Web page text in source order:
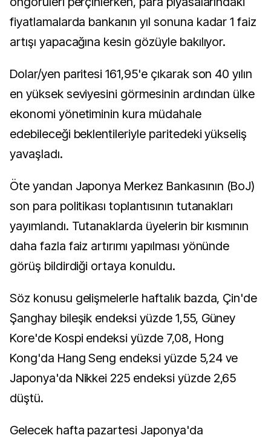
fiyatlamalarda bankanın yıl sonuna kadar 1 faiz
artışı yapacağına kesin gözüyle bakılıyor.
Dolar/yen paritesi 161,95'e çıkarak son 40 yılın
en yüksek seviyesini görmesinin ardından ülke
ekonomi yönetiminin kura müdahale
edebileceği beklentileriyle paritedeki yükseliş
yavaşladı.
Öte yandan Japonya Merkez Bankasının (BoJ)
son para politikası toplantısının tutanakları
yayımlandı. Tutanaklarda üyelerin bir kısmının
daha fazla faiz artırımı yapılması yönünde
görüş bildirdiği ortaya konuldu.
Söz konusu gelişmelerle haftalık bazda, Çin'de
Şanghay bileşik endeksi yüzde 1,55, Güney
Kore'de Kospi endeksi yüzde 7,08, Hong
Kong'da Hang Seng endeksi yüzde 5,24 ve
Japonya'da Nikkei 225 endeksi yüzde 2,65
düştü.
Gelecek hafta pazartesi Japonya'da